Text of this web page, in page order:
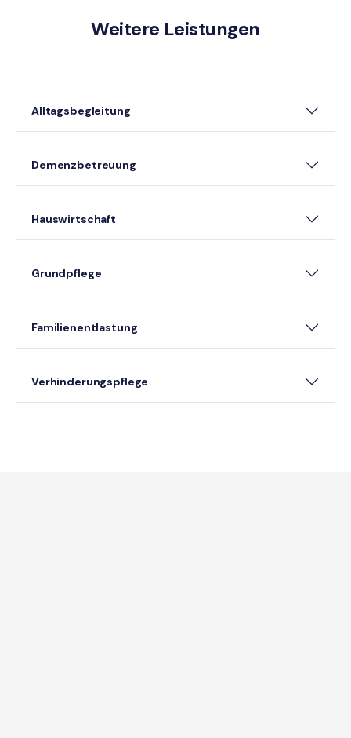
Weitere Leistungen
Alltagsbegleitung
Demenzbetreuung
Hauswirtschaft
Grundpflege
Familienentlastung
Verhinderungspflege